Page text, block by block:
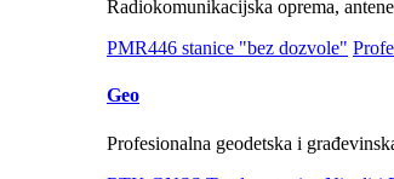
Radiokomunikacijska oprema,
PMR446 stanice "bez dozvole"
Geo
Profesionalna geodetska i